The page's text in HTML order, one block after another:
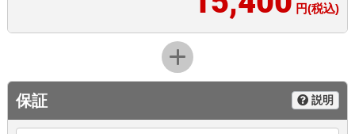
円(税込)
保証 説明